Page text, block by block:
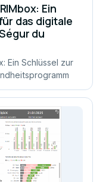
Ein
das digitale
du
Ein Schlüssel zur